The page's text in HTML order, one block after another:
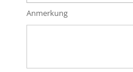
Anmerkung